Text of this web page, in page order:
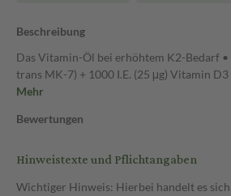
Beschreibung
Das Vitamin-Öl bei erhöhtem K2-Bedarf
trans MK-7) + 1000 I.E. (25 μg) Vitamin
Mehr
Bewertungen
Hinweistexte und Pflichtangaben
Wichtiger Hinweis: Hierbei handelt es